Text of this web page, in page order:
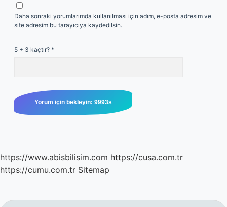
Daha sonraki yorumlarımda kullanılması için adım, e-posta adresim ve
site adresim bu tarayıcıya kaydedilsin.
5 + 3 kaçtır? *
https://www.abisbilisim.com https://cusa.com.tr
https://cumu.com.tr Sitemap